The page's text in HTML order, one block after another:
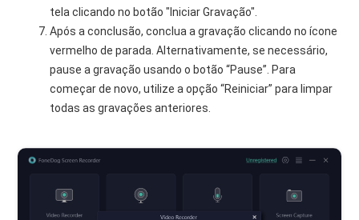
tela clicando no botão "Iniciar Gravação".
Após a conclusão, conclua a gravação clicando no ícone
vermelho de parada. Alternativamente, se necessário,
pause a gravação usando o botão “Pause”. Para
começar de novo, utilize a opção “Reiniciar” para limpar
todas as gravações anteriores.